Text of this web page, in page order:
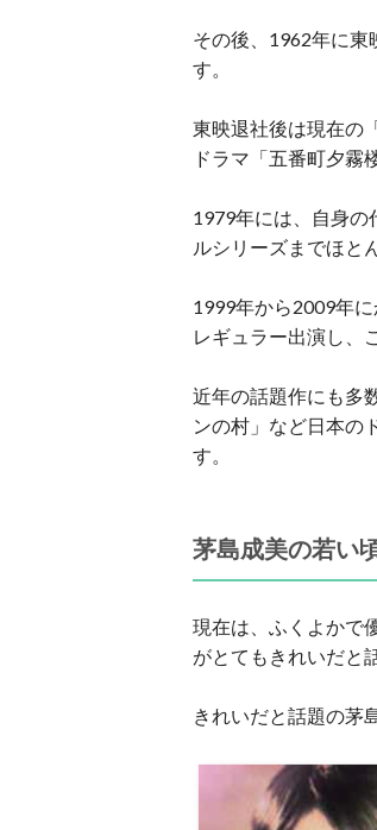
その後、1962年に東
す。
東映退社後は現在の
ドラマ「五番町夕霧
1979年には、自身の
ルシリーズまでほと
1999年から2009年
レギュラー出演し、
近年の話題作にも多
ンの村」など日本の
す。
茅島成美の若い
現在は、ふくよかで
がとてもきれいだと
きれいだと話題の茅